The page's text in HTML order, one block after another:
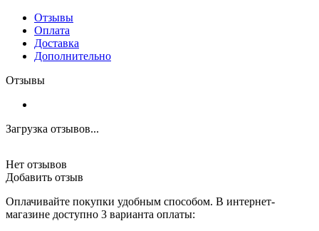
Отзывы
Оплата
Доставка
Дополнительно
Отзывы
Загрузка отзывов...
Нет отзывов
Добавить отзыв
Оплачивайте покупки удобным способом. В интернет-
магазине доступно 3 варианта оплаты: